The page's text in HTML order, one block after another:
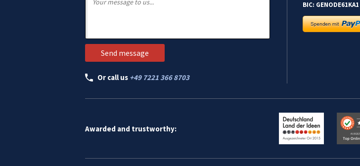
Or call us +49 7221 366 8703
BIC: GENODE61KA1
Awarded and trustworthy: